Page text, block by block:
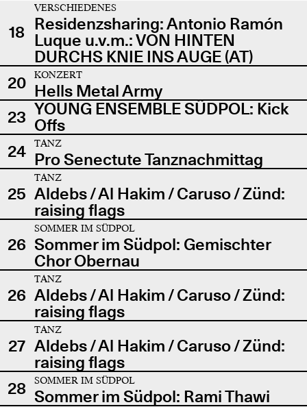
18
VERSCHIEDENES
Residenzsharing: Antonio Ramón
Luque u.v.m.: VON HINTEN
DURCHS KNIE INS AUGE (AT)
20
KONZERT
Hells Metal Army
23 YOUNG ENSEMBLE SÜDPOL: Kick
Offs
24
TANZ
Pro Senectute Tanznachmittag
25
TANZ
Aldebs / Al Hakim / Caruso / Zünd:
raising flags
26
SOMMER IM SÜDPOL
Sommer im Südpol: Gemischter
Chor Obernau
26
TANZ
Aldebs / Al Hakim / Caruso / Zünd:
raising flags
27
TANZ
Aldebs / Al Hakim / Caruso / Zünd:
raising flags
28
SOMMER IM SÜDPOL
Sommer im Südpol: Rami Thawi